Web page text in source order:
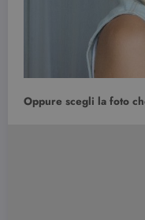
Oppure scegli la foto